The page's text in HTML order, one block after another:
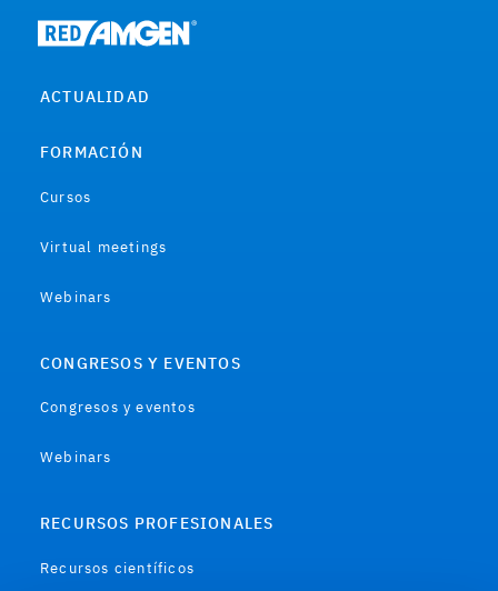
ACTUALIDAD
FORMACIÓN
Cursos
Virtual meetings
Webinars
CONGRESOS Y EVENTOS
Congresos y eventos
Webinars
RECURSOS PROFESIONALES
Recursos científicos